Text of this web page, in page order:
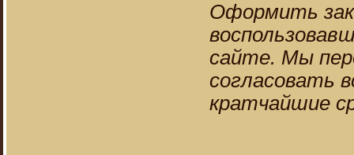
Оформить
сайте. Мы
согласовать
кратчайшие